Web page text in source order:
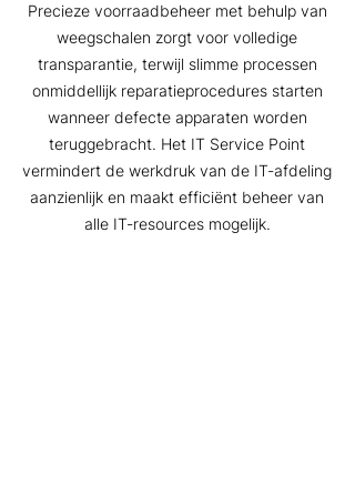
Precieze voorraadbeheer met behulp van
weegschalen zorgt voor volledige
transparantie, terwijl slimme processen
onmiddellijk reparatieprocedures starten
wanneer defecte apparaten worden
teruggebracht. Het IT Service Point
vermindert de werkdruk van de IT-afdeling
aanzienlijk en maakt efficiënt beheer van
alle IT-resources mogelijk.